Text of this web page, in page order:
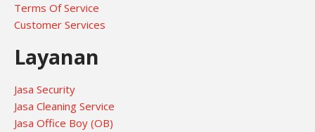
Terms Of Service
Customer Services
Layanan
Jasa Security
Jasa Cleaning Service
Jasa Office Boy (OB)